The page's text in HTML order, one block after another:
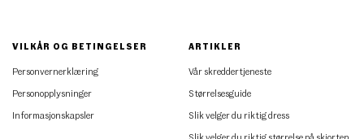
VILKÅR OG BETINGELSER
Personvernerklæring
Personopplysninger
Informasjonskapsler
ARTIKLER
Vår skreddertjeneste
Størrelsesguide
Slik velger du riktig dress
Slik velger du riktig størrelse på skjorten